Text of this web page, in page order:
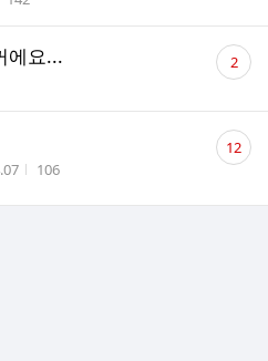
에요...
댓
글 2
간 조회수
106
댓
글12